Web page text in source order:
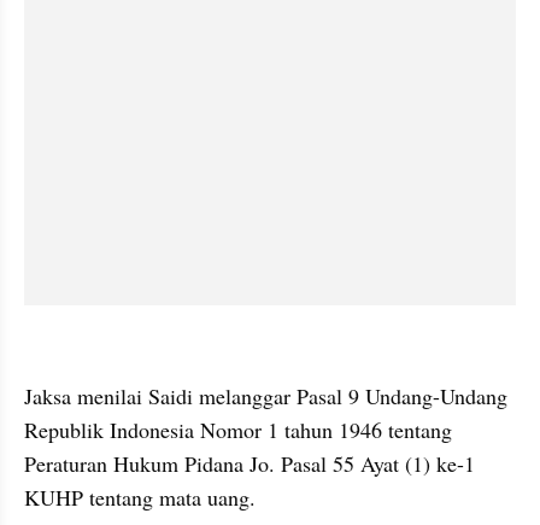
Jaksa menilai Saidi melanggar Pasal 9 Undang-Undang
Republik Indonesia Nomor 1 tahun 1946 tentang
Peraturan Hukum Pidana Jo. Pasal 55 Ayat (1) ke-1
KUHP tentang mata uang.